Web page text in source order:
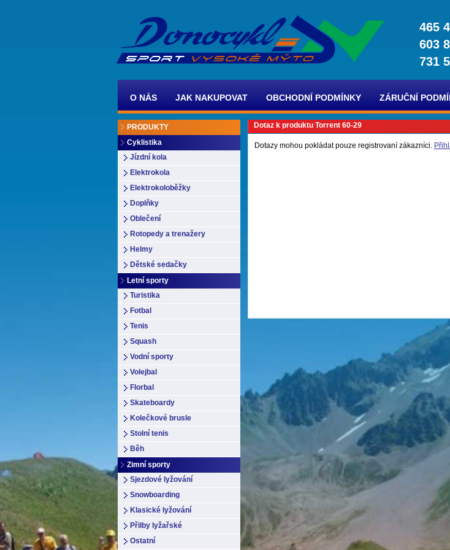
465
603
731
O NÁS JAK NAKUPOVAT OBCHODNÍ PODMÍNKY ZÁRUČNÍ
PRODUKTY
Cyklistika
Jízdní kola
Elektrokola
Elektrokoloběžky
Doplňky
Oblečení
Rotopedy a trenažery
Helmy
Dětské sedačky
Letní sporty
Turistika
Fotbal
Tenis
Squash
Vodní sporty
Volejbal
Florbal
Skateboardy
Kolečkové brusle
Stolní tenis
Běh
Zimní sporty
Sjezdové lyžování
Snowboarding
Klasické lyžování
Přilby lyžařské
Ostatní
Dotaz k produktu Torrent 60-29
Dotazy mohou pokládat pouze registrovaní zákazníci.